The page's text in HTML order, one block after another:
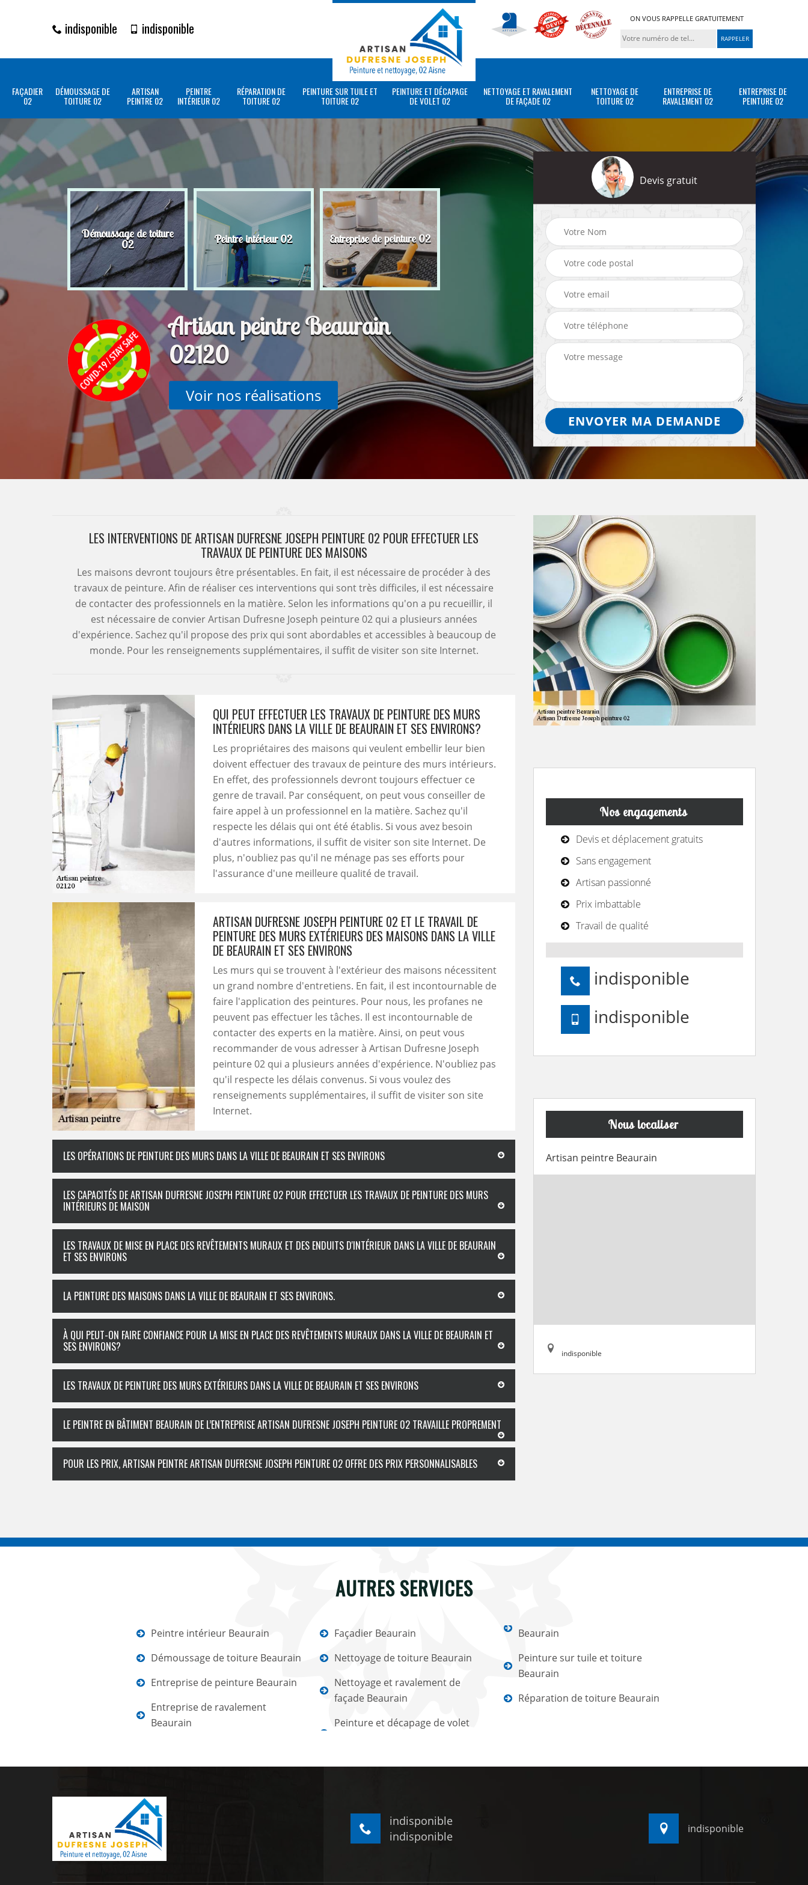
indisponible indisponible
ON VOUS RAPPELLE GRATUITEMENT
FAÇADIER
02
DÉMOUSSAGE DE
TOITURE 02
ARTISAN
PEINTRE 02
PEINTRE
INTÉRIEUR 02
RÉPARATION DE
TOITURE 02
PEINTURE SUR TUILE ET
TOITURE 02
PEINTURE ET DÉCAPAGE
DE VOLET 02
NETTOYAGE ET RAVALEMENT
DE FAÇADE 02
NETTOYAGE DE
TOITURE 02
ENTREPRISE DE
RAVALEMENT 02
ENTREPRISE DE
PEINTURE 02
Démoussage de toiture
02 Peintre intérieur 02 Entreprise de peinture 02
Artisan peintre Beaurain
02120
Voir nos réalisations
Devis gratuit
LES INTERVENTIONS DE ARTISAN DUFRESNE JOSEPH PEINTURE 02 POUR EFFECTUER LES
TRAVAUX DE PEINTURE DES MAISONS
Les maisons devront toujours être présentables. En fait, il est nécessaire de procéder à des
travaux de peinture. Afin de réaliser ces interventions qui sont très difficiles, il est nécessaire
de contacter des professionnels en la matière. Selon les informations qu'on a pu recueillir, il
est nécessaire de convier Artisan Dufresne Joseph peinture 02 qui a plusieurs années
d'expérience. Sachez qu'il propose des prix qui sont abordables et accessibles à beaucoup de
monde. Pour les renseignements supplémentaires, il suffit de visiter son site Internet.
QUI PEUT EFFECTUER LES TRAVAUX DE PEINTURE DES MURS
INTÉRIEURS DANS LA VILLE DE BEAURAIN ET SES ENVIRONS?
Les propriétaires des maisons qui veulent embellir leur bien
doivent effectuer des travaux de peinture des murs intérieurs.
En effet, des professionnels devront toujours effectuer ce
genre de travail. Par conséquent, on peut vous conseiller de
faire appel à un professionnel en la matière. Sachez qu'il
respecte les délais qui ont été établis. Si vous avez besoin
d'autres informations, il suffit de visiter son site Internet. De
plus, n'oubliez pas qu'il ne ménage pas ses efforts pour
l'assurance d'une meilleure qualité de travail.
ARTISAN DUFRESNE JOSEPH PEINTURE 02 ET LE TRAVAIL DE
PEINTURE DES MURS EXTÉRIEURS DES MAISONS DANS LA VILLE
DE BEAURAIN ET SES ENVIRONS
Les murs qui se trouvent à l'extérieur des maisons nécessitent
un grand nombre d'entretiens. En fait, il est incontournable de
faire l'application des peintures. Pour nous, les profanes ne
peuvent pas effectuer les tâches. Il est incontournable de
contacter des experts en la matière. Ainsi, on peut vous
recommander de vous adresser à Artisan Dufresne Joseph
peinture 02 qui a plusieurs années d'expérience. N'oubliez pas
qu'il respecte les délais convenus. Si vous voulez des
renseignements supplémentaires, il suffit de visiter son site
Internet.
LES OPÉRATIONS DE PEINTURE DES MURS DANS LA VILLE DE BEAURAIN ET SES ENVIRONS
LES CAPACITÉS DE ARTISAN DUFRESNE JOSEPH PEINTURE 02 POUR EFFECTUER LES TRAVAUX DE PEINTURE DES MURS
INTÉRIEURS DE MAISON
LES TRAVAUX DE MISE EN PLACE DES REVÊTEMENTS MURAUX ET DES ENDUITS D'INTÉRIEUR DANS LA VILLE DE BEAURAIN
ET SES ENVIRONS
LA PEINTURE DES MAISONS DANS LA VILLE DE BEAURAIN ET SES ENVIRONS.
À QUI PEUT-ON FAIRE CONFIANCE POUR LA MISE EN PLACE DES REVÊTEMENTS MURAUX DANS LA VILLE DE BEAURAIN ET
SES ENVIRONS?
LES TRAVAUX DE PEINTURE DES MURS EXTÉRIEURS DANS LA VILLE DE BEAURAIN ET SES ENVIRONS
LE PEINTRE EN BÂTIMENT BEAURAIN DE L’ENTREPRISE ARTISAN DUFRESNE JOSEPH PEINTURE 02 TRAVAILLE PROPREMENT
POUR LES PRIX, ARTISAN PEINTRE ARTISAN DUFRESNE JOSEPH PEINTURE 02 OFFRE DES PRIX PERSONNALISABLES
Nos engagements
Devis et déplacement gratuits
Sans engagement
Artisan passionné
Prix imbattable
Travail de qualité
indisponible
indisponible
Nous localiser
Artisan peintre Beaurain
indisponible
AUTRES SERVICES
Peintre intérieur Beaurain
Démoussage de toiture Beaurain
Entreprise de peinture Beaurain
Entreprise de ravalement
Beaurain
Façadier Beaurain
Nettoyage de toiture Beaurain
Nettoyage et ravalement de
façade Beaurain
Peinture et décapage de volet
Beaurain
Peinture sur tuile et toiture
Beaurain
Réparation de toiture Beaurain
indisponible
indisponible
indisponible